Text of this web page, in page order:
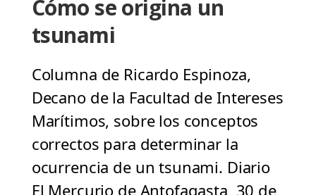
Cómo se origina un
tsunami
Columna de Ricardo Espinoza,
Decano de la Facultad de Intereses
Marítimos, sobre los conceptos
correctos para determinar la
ocurrencia de un tsunami. Diario
El Mercurio de Antofagasta, 30 de